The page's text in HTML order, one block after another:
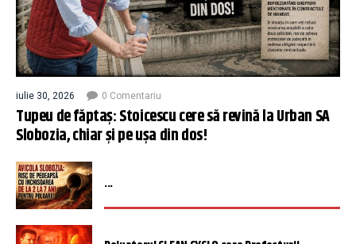
iulie 30, 2026 0 Comentariu
Tupeu de făptaș: Stoicescu cere să revină la Urban SA
Slobozia, chiar și pe ușa din dos!
...